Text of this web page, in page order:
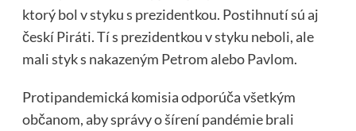
ktorý bol v styku s prezidentkou. Postihnutí sú aj
českí Piráti. Tí s prezidentkou v styku neboli, ale
mali styk s nakazeným Petrom alebo Pavlom.
Protipandemická komisia odporúča všetkým
občanom, aby správy o šírení pandémie brali